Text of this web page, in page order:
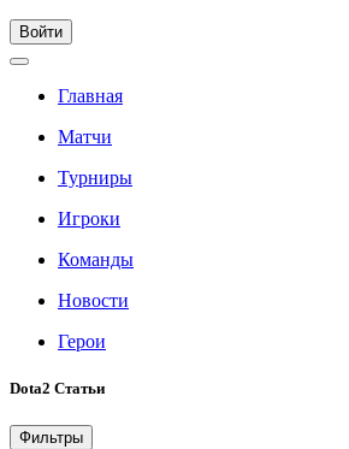
Войти
Главная
Матчи
Турниры
Игроки
Команды
Новости
Герои
Dota2 Cтатьи
Фильтры